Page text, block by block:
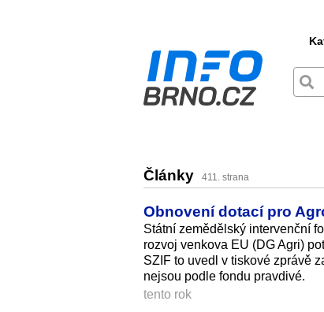
Články 411. strana
Obnovení dotací pro
Státní zemědělský intervenční
rozvoj venkova EU (DG Agri)
SZIF to uvedl v tiskové zprávě
nejsou podle fondu pravdivé.
tento rok